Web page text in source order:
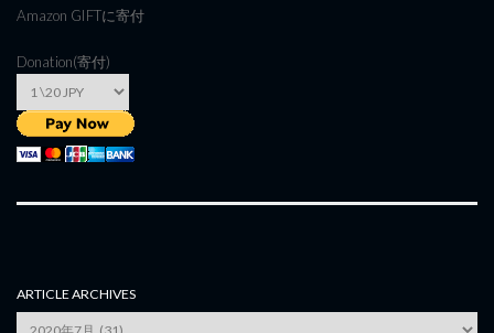
Amazon GIFTに寄付
Donation(寄付)
ARTICLE ARCHIVES